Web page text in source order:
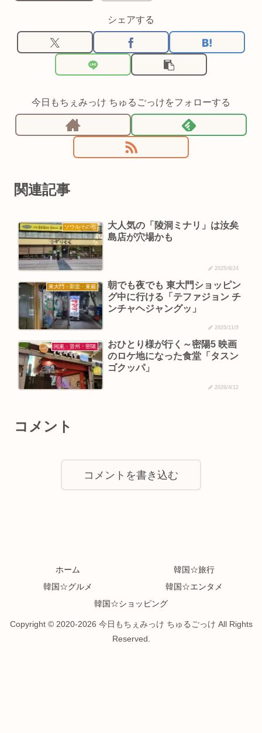
シェアする
今日もちぇみっけ ちゅるごっけをフォローする
関連記事
ソウルその他
大人気の「陵洞ミナリ」は汝矣
島店が穴場かも
2025/8/24
東大門・新堂・東廟
朝でも夜でも 東大門ショッピン
グ中に行ける「テファジョン チ
ンチャヘジャングッ」
2025/11/9
河東・晋州・密陽
おひとり様が行く～密陽5 映画
のロケ地になった食堂「タスン
ゴクッパ」
2026/4/12
コメント
コメントを書き込む
ホーム
韓国☆旅行
韓国☆グルメ
韓国☆エンタメ
韓国☆ショッピング
Copyright © 2020-2026 今日もちぇみっけ ちゅるごっけ All Rights
Reserved.